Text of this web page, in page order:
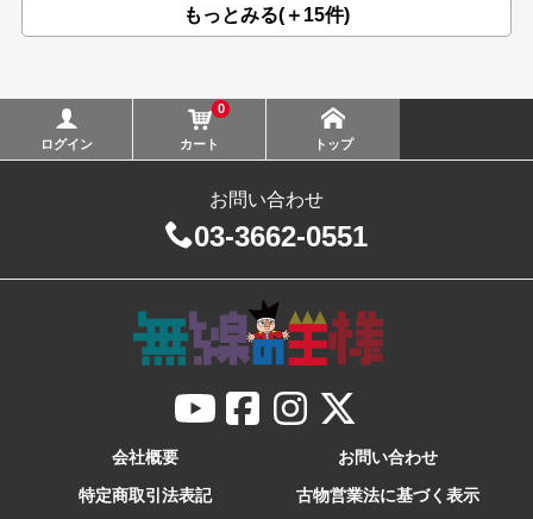
もっとみる(＋15件)
ログイン
0
カート トップ
お問い合わせ
03-3662-0551
会社概要
お問い合わせ
特定商取引法表記
古物営業法に基づく表示